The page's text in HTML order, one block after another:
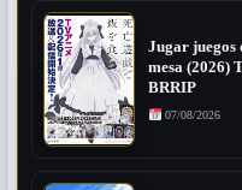
Jugar juegos
mesa (2026)
BRRIP
07/08/2026